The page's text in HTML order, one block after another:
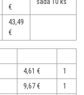
€
43,49
€
4,61 €
1
9,67 €
1